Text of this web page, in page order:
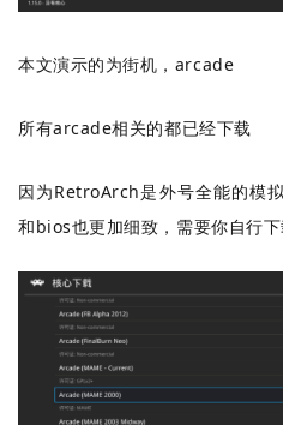
本文演示的为街机，arcade
所有arcade相关的都已经下载
因为RetroArch是外号全能的模
和bios也更加细致，需要你自行